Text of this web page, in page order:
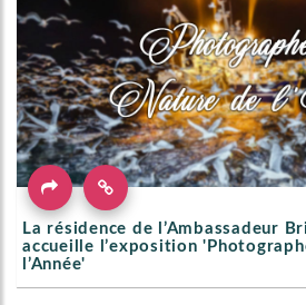
La résidence de l’Ambassadeur
accueille l’exposition
l’Année'